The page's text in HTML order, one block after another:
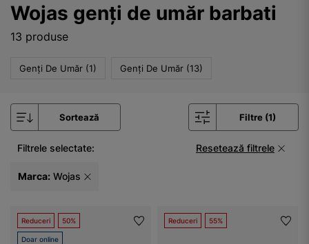
Wojas genți de umăr barbati
13 produse
Genți De Umăr (1) Genți De Umăr (13)
Sortează Filtre (1)
Filtrele selectate: Resetează filtrele
Marca: Wojas
Reduceri 50%
Doar online
Reduceri 55%